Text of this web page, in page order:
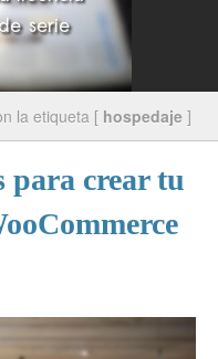
la etiqueta [ hospedaje ]
para crear tu